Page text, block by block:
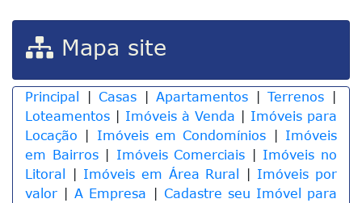
Mapa site
Principal Casas |Apartamentos |Terrenos
Loteamentos
Imóveis à Venda
Imóveis para
Locação
Imóveis em Condomínios
Imóveis
em Bairros| Imóveis Comerciais
Imóveis no
Litoral
Imóveis em Área Rural
Imóveis por
valor |A Empresa
Cadastre seu Imóvel para